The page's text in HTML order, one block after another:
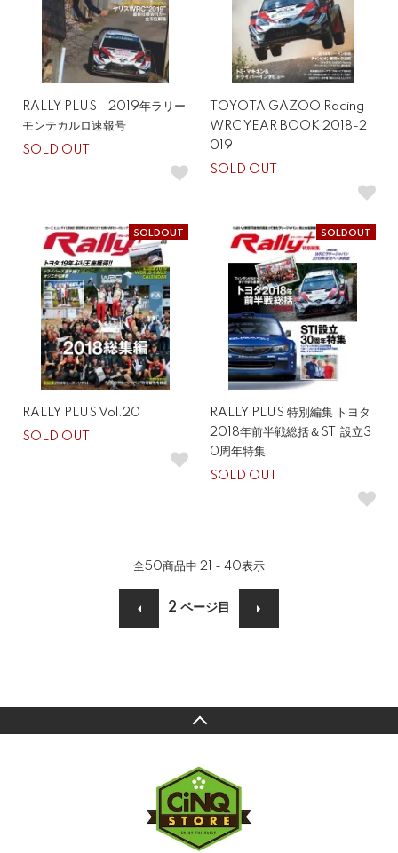
RALLY PLUS 2019年ラリー
モンテカルロ速報号
SOLD OUT
TOYOTA GAZOO Racing
WRC YEAR BOOK 2018-2
019
SOLD OUT
SOLDOUT
RALLY PLUS Vol.20
SOLD OUT
SOLDOUT
RALLY PLUS 特別編集 トヨタ
2018年前半戦総括＆STI設立3
0周年特集
SOLD OUT
全50商品中 21 - 40表示
2 ページ目